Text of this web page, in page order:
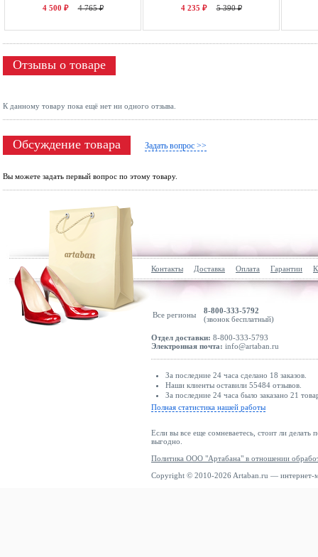
4 500 ₽ 4 765 ₽ 4 235 ₽ 5 390 ₽
Отзывы о товаре
К данному товару пока ещё нет ни одного отзыва.
Обсуждение товара Задать вопрос >>
Вы можете задать первый вопрос по этому товару.
Контакты Доставка Оплата Гарантии
Все регионы
8-800-333-5792
(звонок бесплатный)
Отдел доставки: 8-800-333-5793
Электронная почта: info@artaban.ru
За последние 24 часа сделано 18 заказов.
Наши клиенты оставили 55484 отзывов.
За последние 24 часа было заказано 21
Полная статистика нашей работы
Если вы все еще сомневаетесь, стоит ли делать
выгодно.
Политика ООО "Артабана" в отношении
Copyright © 2010-2026 Artaban.ru — интернет-